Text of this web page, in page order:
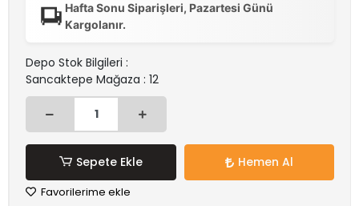
Hafta Sonu Siparişleri, Pazartesi Günü
Kargolanır.
Depo Stok Bilgileri :
Sancaktepe Mağaza : 12
Sepete Ekle Hemen Al
Favorilerime ekle